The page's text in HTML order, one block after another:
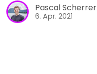
Pascal Scherrer
6. Apr. 2021